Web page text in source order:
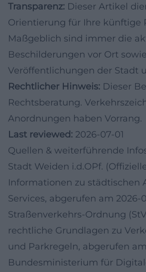
Transparenz: Dieser Artikel
Orientierung für Ihre künftige
Maßgeblich sind immer die
Beschilderungen vor Ort
Veröffentlichungen der Stadt
Rechtlicher Hinweis: Dieser
Rechtsberatung.
Anordnungen haben Vorrang.
Last reviewed: 2026-07-01
Quellen & weiterführende
Stadt Weiden i.d.OPf.
Informationen zu städtischen
Services, abgerufen am 2026-
Straßenverkehrs-Ordnung
rechtliche Grundlagen zu
und Parkregeln, abgerufen
Bundesministerium für